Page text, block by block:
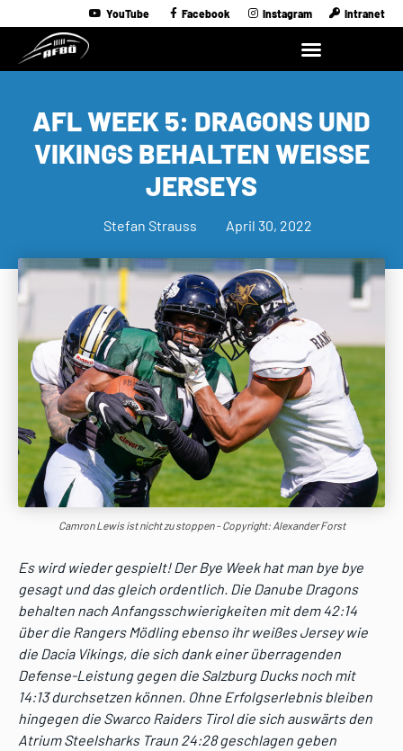
YouTube Facebook Instagram Intranet
AFL WEEK 5: DRAGONS UND
VIKINGS BEHALTEN WEISSE J
ERSEYS
Stefan Strauss April 30, 2022
Camron Lewis ist nicht zu stoppen - Copyright: Alexander Forst
Es wird wieder gespielt! Der Bye Week hat man bye bye
gesagt und das gleich ordentlich. Die Danube Dragons
behalten nach Anfangsschwierigkeiten mit dem 42:14
über die Rangers Mödling ebenso ihr weißes Jersey wie
die Dacia Vikings, die sich dank einer überragenden
Defense-Leistung gegen die Salzburg Ducks noch mit
14:13 durchsetzen können. Ohne Erfolgserlebnis bleiben
hingegen die Swarco Raiders Tirol die sich auswärts den
Atrium Steelsharks Traun 24:28 geschlagen geben